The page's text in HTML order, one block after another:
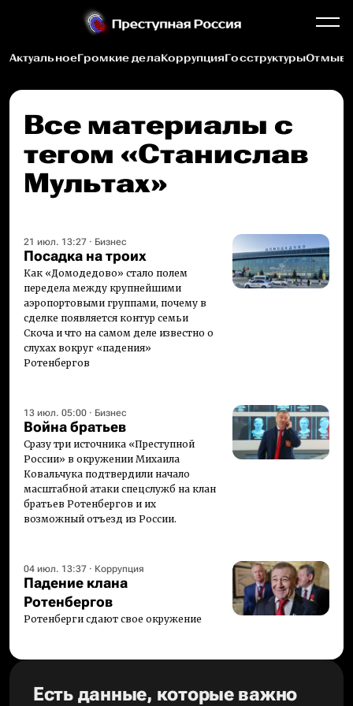
АктуальноеГромкие делаКоррупцияГосструктуры
Все материалы c
тегом «Станислав
Мультах»
21 июл. 13:27 · Бизнес
Посадка на троих
Как «Домодедово» стало полем
передела между крупнейшими
аэропортовыми группами, почему в
сделке появляется контур семьи
Скоча и что на самом деле известно о
слухах вокруг «падения»
Ротенбергов
13 июл. 05:00 · Бизнес
Война братьев
Сразу три источника «Преступной
России» в окружении Михаила
Ковальчука подтвердили начало
масштабной атаки спецслужб на клан
братьев Ротенбергов и их
возможный отъезд из России.
04 июл. 13:37 · Коррупция
Падение клана
Ротенбергов
Ротенберги сдают свое окружение
Есть данные, которые важно